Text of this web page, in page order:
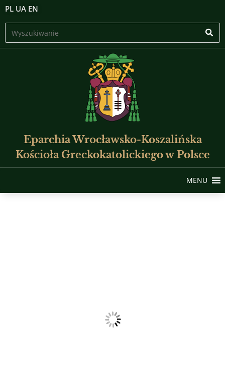
PL UA EN
Eparchia Wrocławsko-Koszalińska
Kościoła Greckokatolickiego w Polsce
MENU